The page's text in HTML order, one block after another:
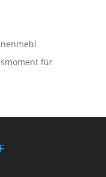
für